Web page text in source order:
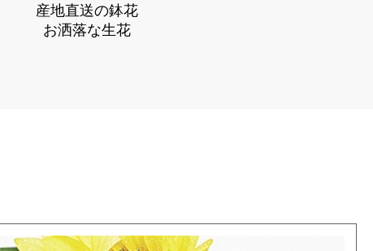
産地直送の鉢花
お洒落な生花